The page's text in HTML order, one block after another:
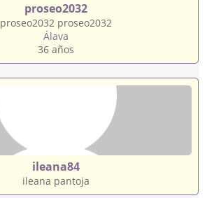
proseo2032
proseo2032 proseo2032
Álava
36 años
ileana84
ileana pantoja